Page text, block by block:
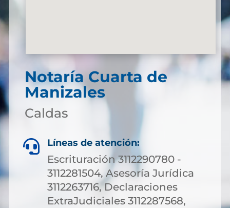
Notaría Cuarta de
Manizales
Caldas
 Líneas de atención:
Escrituración 3112290780 -
3112281504, Asesoría Jurídica
3112263716, Declaraciones
ExtraJudiciales 3112287568,